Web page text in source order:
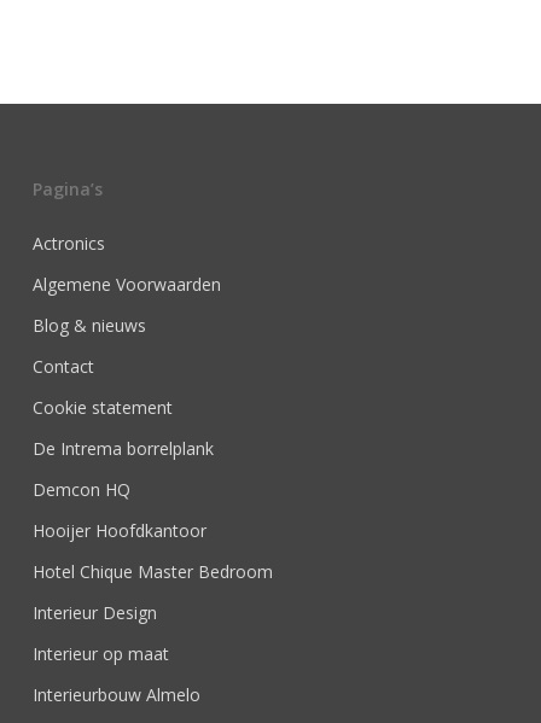
Pagina’s
Actronics
Algemene Voorwaarden
Blog & nieuws
Contact
Cookie statement
De Intrema borrelplank
Demcon HQ
Hooijer Hoofdkantoor
Hotel Chique Master Bedroom
Interieur Design
Interieur op maat
Interieurbouw Almelo